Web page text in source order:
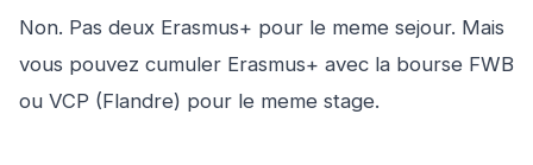
Non. Pas deux Erasmus+ pour le meme sejour. Mais
vous pouvez cumuler Erasmus+ avec la bourse FWB
ou VCP (Flandre) pour le meme stage.